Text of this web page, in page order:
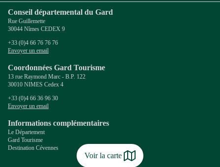
Voir la carte
Conseil départemental du Gard
Rue Guillemette
30044 Nîmes CEDEX 9
+33 (0)4 66 76 76 76
Envoyer un email
Coordonnées Gard Tourisme
13 rue Raymond Marc - B.P. 122
30010 NIMES Cedex 4
+33 (0)4 66 36 96 30
Envoyer un email
Informations complémentaires
Le Département
Gard Tourisme
Destination Cévennes